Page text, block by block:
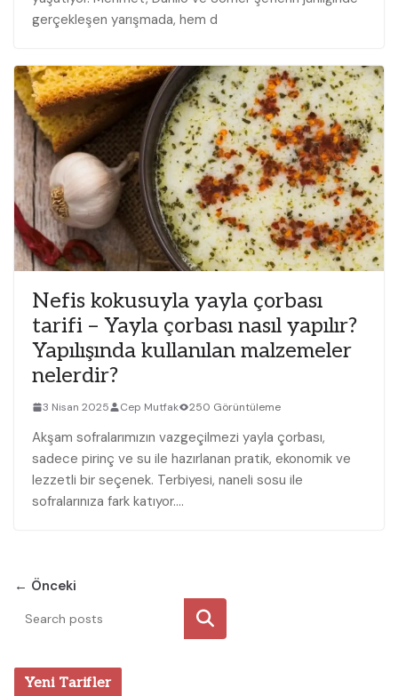
gerçekleşen yarışmada, hem d
Nefis kokusuyla yayla çorbası
tarifi – Yayla çorbası nasıl yapılır?
Yapılışında kullanılan malzemeler
nelerdir?
3 Nisan 2025 Cep Mutfak 250 Görüntüleme
Akşam sofralarımızın vazgeçilmezi yayla çorbası,
sadece pirinç ve su ile hazırlanan pratik, ekonomik ve
lezzetli bir seçenek. Terbiyesi, naneli sosu ile
sofralarınıza fark katıyor….
← Önceki
Ara
Yeni Tarifler